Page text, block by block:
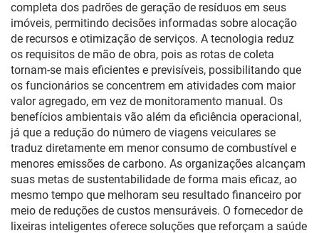
completa dos padrões de geração de resíduos em seus
imóveis, permitindo decisões informadas sobre alocação
de recursos e otimização de serviços. A tecnologia reduz
os requisitos de mão de obra, pois as rotas de coleta
tornam-se mais eficientes e previsíveis, possibilitando que
os funcionários se concentrem em atividades com maior
valor agregado, em vez de monitoramento manual. Os
benefícios ambientais vão além da eficiência operacional,
já que a redução do número de viagens veiculares se
traduz diretamente em menor consumo de combustível e
menores emissões de carbono. As organizações alcançam
suas metas de sustentabilidade de forma mais eficaz, ao
mesmo tempo que melhoram seu resultado financeiro por
meio de reduções de custos mensuráveis. O fornecedor de
lixeiras inteligentes oferece soluções que reforçam a saúde